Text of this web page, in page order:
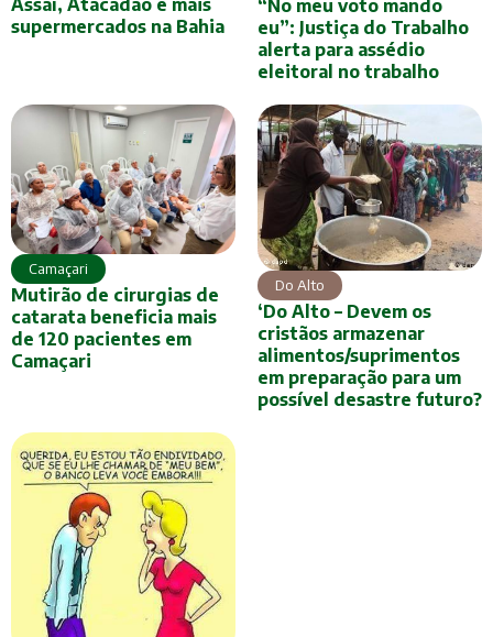
Assaí, Atacadão e mais
supermercados na Bahia
“No meu voto mando
eu”: Justiça do Trabalho
alerta para assédio
eleitoral no trabalho
Camaçari
Mutirão de cirurgias de
catarata beneficia mais
de 120 pacientes em
Camaçari
Do Alto
‘Do Alto – Devem os
cristãos armazenar
alimentos/suprimentos
em preparação para um
possível desastre futuro?